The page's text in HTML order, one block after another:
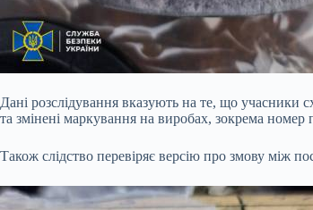
Дані розслідування вказують на те, що учасники
та змінені маркування на виробах, зокрема номер
Також слідство перевіряє версію про змову між